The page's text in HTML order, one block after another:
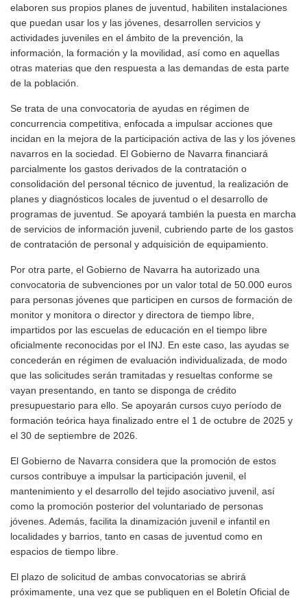
elaboren sus propios planes de juventud, habiliten instalaciones
que puedan usar los y las jóvenes, desarrollen servicios y
actividades juveniles en el ámbito de la prevención, la
información, la formación y la movilidad, así como en aquellas
otras materias que den respuesta a las demandas de esta parte
de la población.
Se trata de una convocatoria de ayudas en régimen de
concurrencia competitiva, enfocada a impulsar acciones que
incidan en la mejora de la participación activa de las y los jóvenes
navarros en la sociedad. El Gobierno de Navarra financiará
parcialmente los gastos derivados de la contratación o
consolidación del personal técnico de juventud, la realización de
planes y diagnósticos locales de juventud o el desarrollo de
programas de juventud. Se apoyará también la puesta en marcha
de servicios de información juvenil, cubriendo parte de los gastos
de contratación de personal y adquisición de equipamiento.
Por otra parte, el Gobierno de Navarra ha autorizado una
convocatoria de subvenciones por un valor total de 50.000 euros
para personas jóvenes que participen en cursos de formación de
monitor y monitora o director y directora de tiempo libre,
impartidos por las escuelas de educación en el tiempo libre
oficialmente reconocidas por el INJ. En este caso, las ayudas se
concederán en régimen de evaluación individualizada, de modo
que las solicitudes serán tramitadas y resueltas conforme se
vayan presentando, en tanto se disponga de crédito
presupuestario para ello. Se apoyarán cursos cuyo período de
formación teórica haya finalizado entre el 1 de octubre de 2025 y
el 30 de septiembre de 2026.
El Gobierno de Navarra considera que la promoción de estos
cursos contribuye a impulsar la participación juvenil, el
mantenimiento y el desarrollo del tejido asociativo juvenil, así
como la promoción posterior del voluntariado de personas
jóvenes. Además, facilita la dinamización juvenil e infantil en
localidades y barrios, tanto en casas de juventud como en
espacios de tiempo libre.
El plazo de solicitud de ambas convocatorias se abrirá
próximamente, una vez que se publiquen en el Boletín Oficial de